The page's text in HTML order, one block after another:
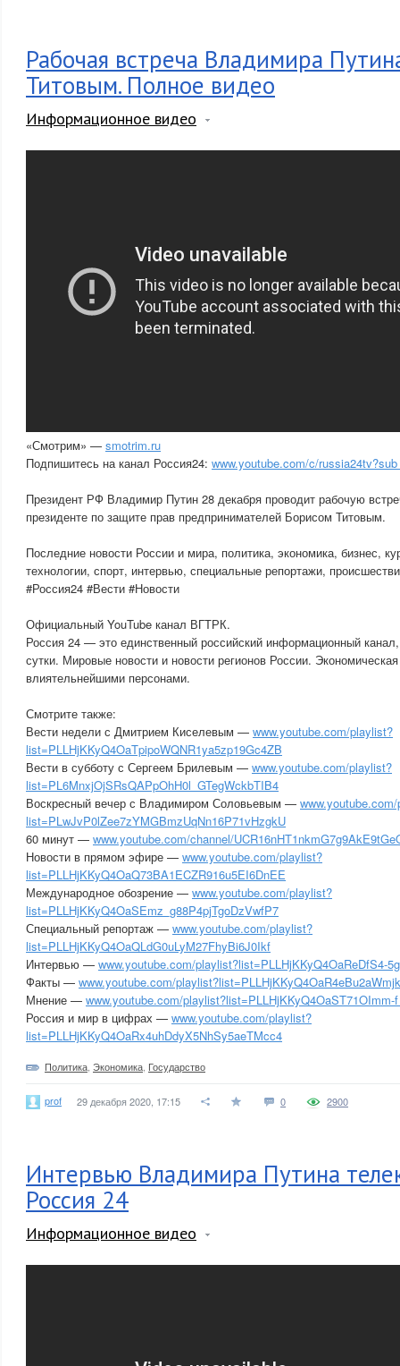
Рабочая встреча Владимира
Титовым. Полное видео
Информационное видео
«Смотрим» — smotrim.ru
Подпишитесь на канал Россия24: www.youtube.com/c/
Президент РФ Владимир Путин 28 декабря проводит рабочую
президенте по защите прав предпринимателей Борисом Титовым.
Последние новости России и мира, политика, экономика, бизнес,
технологии, спорт, интервью, специальные репортажи,
#Россия24 #Вести #Новости
Официальный YouTube канал ВГТРК.
Россия 24 — это единственный российский информационный
сутки. Мировые новости и новости регионов России.
влиятельнейшими персонами.
Смотрите также:
Вести недели с Дмитрием Киселевым — www.youtube.com/playlist?
list=PLLHjKKyQ4OaTpipoWQNR1ya5zp19Gc4ZB
Вести в субботу с Сергеем Брилевым — www.youtube.com/playlist?
list=PL6MnxjOjSRsQAPpOhH0l_GTegWckbTIB4
Воскресный вечер с Владимиром Соловьевым —
list=PLwJvP0lZee7zYMGBmzUqNn16P71vHzgkU
60 минут — www.youtube.com/channel/
Новости в прямом эфире — www.youtube.com/playlist?
list=PLLHjKKyQ4OaQ73BA1ECZR916u5EI6DnEE
Международное обозрение — www.youtube.com/playlist?
list=PLLHjKKyQ4OaSEmz_g88P4pjTgoDzVwfP7
Специальный репортаж — www.youtube.com/playlist?
list=PLLHjKKyQ4OaQLdG0uLyM27FhyBi6J0Ikf
Интервью — www.youtube.com/playlist?list=PLLHjKKyQ4OaReDfS4-
Факты — www.youtube.com/
Мнение — www.youtube.com/playlist?list=PLLHjKKyQ4OaST71OImm-
Россия и мир в цифрах — www.youtube.com/playlist?
list=PLLHjKKyQ4OaRx4uhDdyX5NhSy5aeTMcc4
Политика Экономика Государство
prof 29 декабря 2020, 17:15 0 2900
Интервью Владимира Путина
Россия 24
Информационное видео